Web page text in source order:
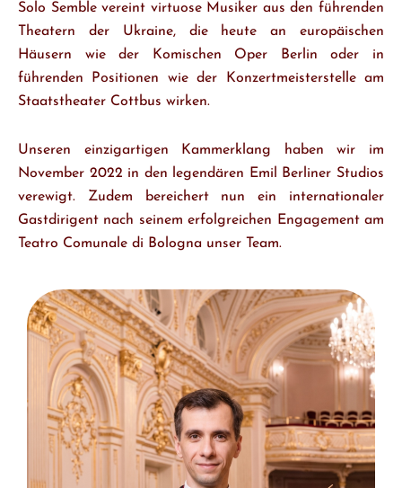
Solo Semble vereint virtuose Musiker aus den führenden
Theatern der Ukraine, die heute an europäischen
Häusern wie der Komischen Oper Berlin oder in
führenden Positionen wie der Konzertmeisterstelle am
Staatstheater Cottbus wirken.
Unseren einzigartigen Kammerklang haben wir im
November 2022 in den legendären Emil Berliner Studios
verewigt. Zudem bereichert nun ein internationaler
Gastdirigent nach seinem erfolgreichen Engagement am
Teatro Comunale di Bologna unser Team.